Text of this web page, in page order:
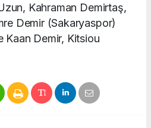
Kahraman Demirtaş,
Demir (Sakaryaspor)
Kaan Demir, Kitsiou